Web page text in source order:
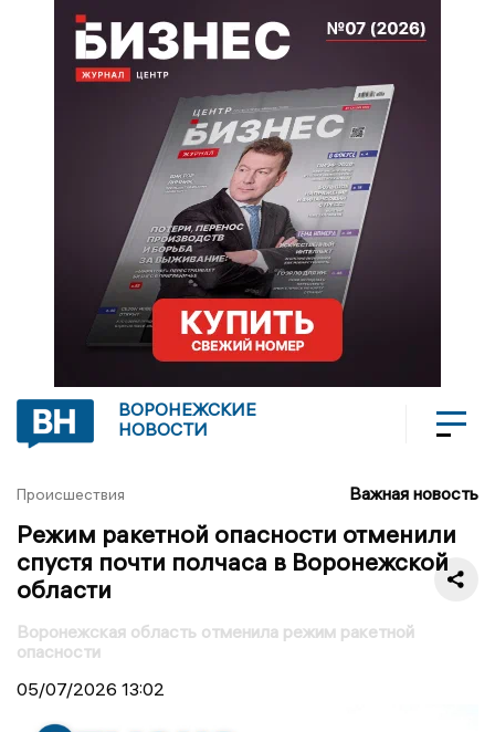
ВОРОНЕЖСКИЕ
НОВОСТИ
Происшествия Важная новость
Режим ракетной опасности отменили
спустя почти полчаса в Воронежской
области
Воронежская область отменила режим ракетной
опасности
05/07/2026 13:02